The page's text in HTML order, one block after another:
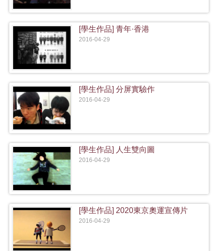
[學生作品] 青年·香港
2016-04-29
[學生作品] 分屏實驗作
2016-04-29
[學生作品] 人生雙向圖
2016-04-29
[學生作品] 2020東京奧運宣傳片
2016-04-29